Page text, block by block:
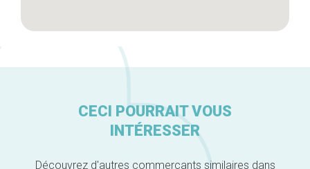
CECI POURRAIT VOUS
INTÉRESSER
Découvrez d'autres commerçants similaires dans